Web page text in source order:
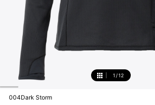
1 /12
004Dark Storm